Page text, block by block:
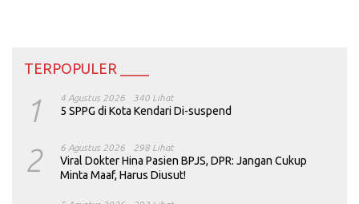
TERPOPULER ____
1 4 Agustus 2026 340 Lihat
5 SPPG di Kota Kendari Di-suspend
2 6 Agustus 2026 298 Lihat
Viral Dokter Hina Pasien BPJS, DPR: Jangan Cukup
Minta Maaf, Harus Diusut!